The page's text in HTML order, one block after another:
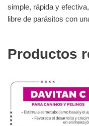
simple, rápida y
libre de parásitos con
Productos